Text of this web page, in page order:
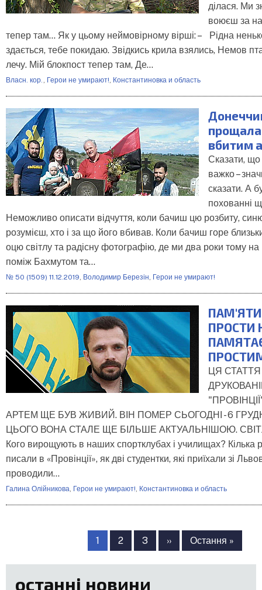
ділася. Ми
воюєш за
тепер там... Як у цьому неймовірному вірші: – Рідна
здається, тебе покидаю. Звідкись крила взялись, Немов
лечу. Мій блокпост тепер там, Де…
Власн. кор. , Герои не умирают!, Константиновка и область
вбитим
Сказати,
важко –
сказати. А
похованні
Неможливо описати відчуття, коли бачиш цю розбиту,
розумієш, хто і за що його вбивав. Коли бачиш горе
оцю світлу та радісну фотографію, де ми два роки тому на
поміж Бахмутом та…
№ 50 (1509) 11.12.2019, Володимир Березін, Герои не умирают!
ПРОСТИ
ЦЯ
АРТЕМ ЩЕ БУВ ЖИВИЙ. ВІН ПОМЕР СЬОГОДНІ - 6
ЦЬОГО ВОНА СТАЛЕ ЩЕ БІЛЬШЕ АКТУАЛЬНІШОЮ.
Кого вирощують в наших спортклубах і училищах? Кілька
писали в «Провінції», як дві студентки, які приїхали зі
проводили…
Галина Олійникова, Герои не умирают!, Константиновка и область
Сторінка
1 Сторінка
2 Сторінка
3
Наступна
››
Остання
Остання »
останні новини